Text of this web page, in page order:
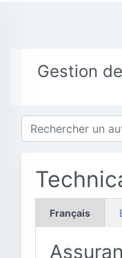
Gestion
Français